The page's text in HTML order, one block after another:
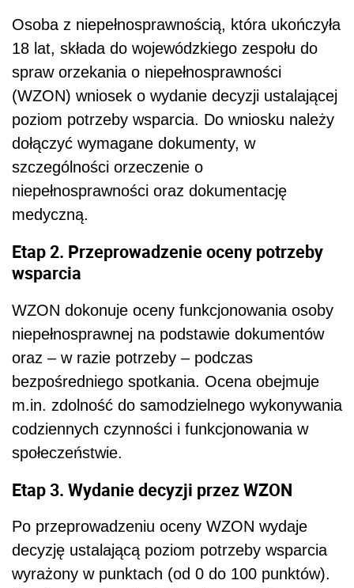
Osoba z niepełnosprawnością, która ukończyła
18 lat, składa do wojewódzkiego zespołu do
spraw orzekania o niepełnosprawności
(WZON) wniosek o wydanie decyzji ustalającej
poziom potrzeby wsparcia. Do wniosku należy
dołączyć wymagane dokumenty, w
szczególności orzeczenie o
niepełnosprawności oraz dokumentację
medyczną.
Etap 2. Przeprowadzenie oceny potrzeby
wsparcia
WZON dokonuje oceny funkcjonowania osoby
niepełnosprawnej na podstawie dokumentów
oraz – w razie potrzeby – podczas
bezpośredniego spotkania. Ocena obejmuje
m.in. zdolność do samodzielnego wykonywania
codziennych czynności i funkcjonowania w
społeczeństwie.
Etap 3. Wydanie decyzji przez WZON
Po przeprowadzeniu oceny WZON wydaje
decyzję ustalającą poziom potrzeby wsparcia
wyrażony w punktach (od 0 do 100 punktów).